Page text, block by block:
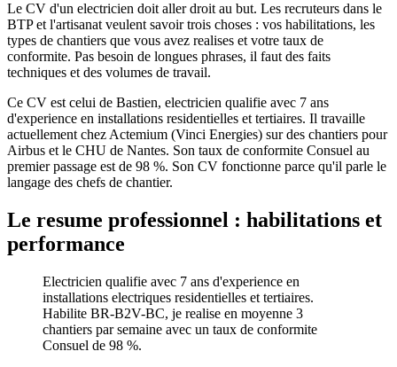
Le CV d'un electricien doit aller droit au but. Les recruteurs dans le
BTP et l'artisanat veulent savoir trois choses : vos habilitations, les
types de chantiers que vous avez realises et votre taux de
conformite. Pas besoin de longues phrases, il faut des faits
techniques et des volumes de travail.
Ce CV est celui de Bastien, electricien qualifie avec 7 ans
d'experience en installations residentielles et tertiaires. Il travaille
actuellement chez Actemium (Vinci Energies) sur des chantiers pour
Airbus et le CHU de Nantes. Son taux de conformite Consuel au
premier passage est de 98 %. Son CV fonctionne parce qu'il parle le
langage des chefs de chantier.
Le resume professionnel : habilitations et
performance
Electricien qualifie avec 7 ans d'experience en
installations electriques residentielles et tertiaires.
Habilite BR-B2V-BC, je realise en moyenne 3
chantiers par semaine avec un taux de conformite
Consuel de 98 %.